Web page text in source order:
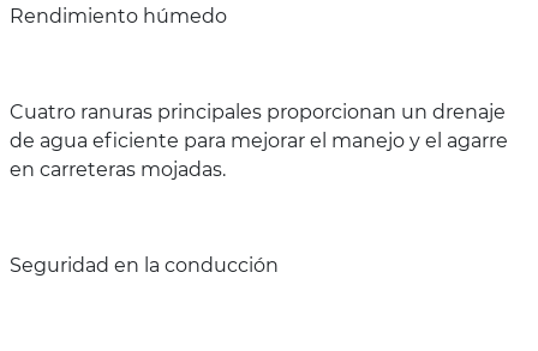
Rendimiento húmedo
Cuatro ranuras principales proporcionan un drenaje
de agua eficiente para mejorar el manejo y el agarre
en carreteras mojadas.
Seguridad en la conducción